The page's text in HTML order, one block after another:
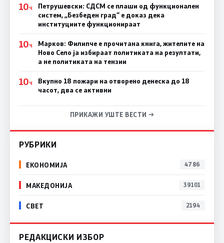
10Ч
Петрушевски: СДСМ се плаши од функционален
систем, „Безбеден град“ е доказ дека
институциите функционираат
10Ч
Марков: Филипче е прочитана книга, жителите на
Ново Село ја избираат политиката на резултати,
а не политиката на тензии
10Ч
Вкупно 18 пожари на отворено денеска до 18
часот, два се активни
ПРИКАЖИ УШТЕ ВЕСТИ →
РУБРИКИ
ЕКОНОМИЈА 4786
МАКЕДОНИЈА 39101
СВЕТ 2194
РЕДАКЦИСКИ ИЗБОР